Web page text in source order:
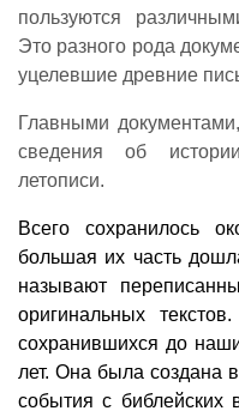
пользуются
Это разного рода
уцелевшие древние
Главными
сведения об
летописи.
Всего сохранилось
большая их часть
называют
оригинальных текстов.
сохранившихся до
лет. Она была создана
события с библейских